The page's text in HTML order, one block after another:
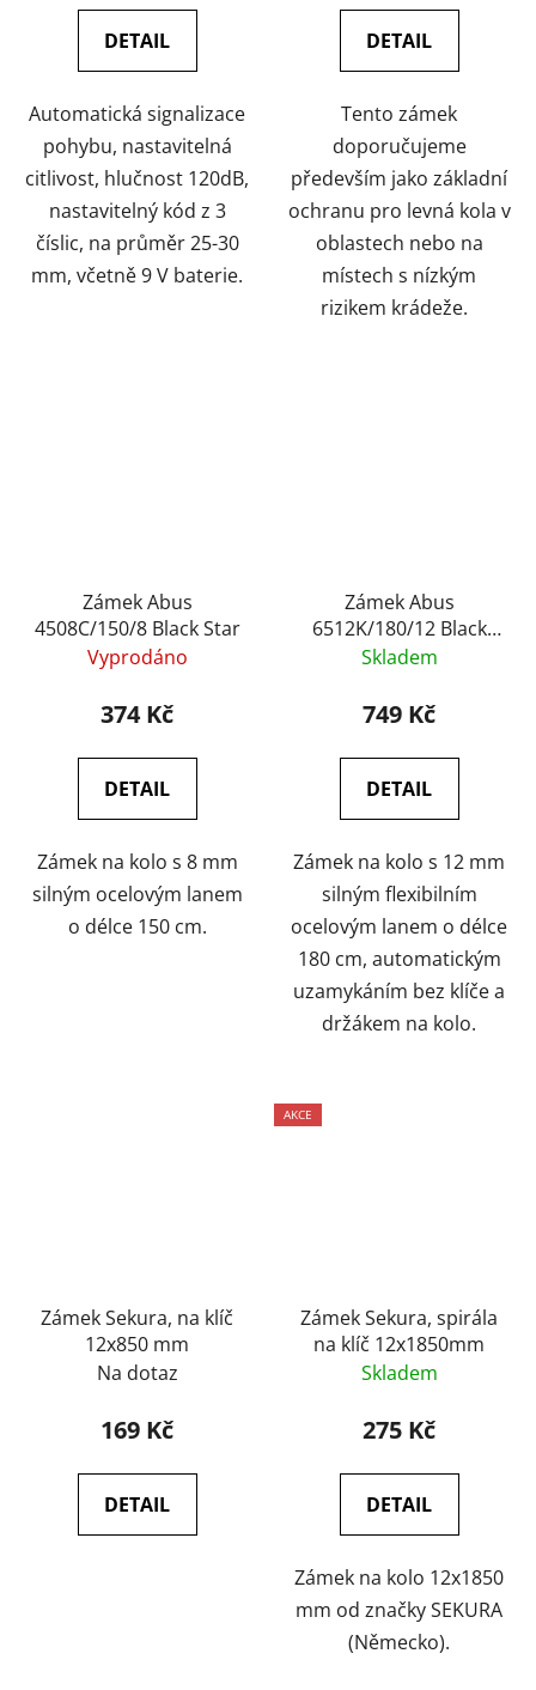
DETAIL
Automatická signalizace
pohybu, nastavitelná
citlivost, hlučnost 120dB,
nastavitelný kód z 3
číslic, na průměr 25-30
mm, včetně 9 V baterie.
DETAIL
Tento zámek
doporučujeme
především jako základní
ochranu pro levná kola v
oblastech nebo na
místech s nízkým
rizikem krádeže.
Zámek Abus
4508C/150/8 Black Star
Vyprodáno
374 Kč
DETAIL
Zámek na kolo s 8 mm
silným ocelovým lanem
o délce 150 cm.
Zámek Abus
6512K/180/12 Black
SCMU Booster
Skladem
749 Kč
DETAIL
Zámek na kolo s 12 mm
silným flexibilním
ocelovým lanem o délce
180 cm, automatickým
uzamykáním bez klíče a
držákem na kolo.
Zámek Sekura, na klíč
12x850 mm
Na dotaz
169 Kč
DETAIL
AKCE
Zámek Sekura, spirála
na klíč 12x1850mm
Skladem
275 Kč
DETAIL
Zámek na kolo 12x1850
mm od značky SEKURA
(Německo).